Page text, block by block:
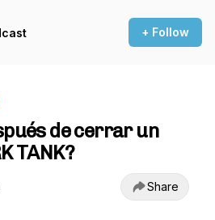
+ Follow
de cerrar un
TANK?
Share